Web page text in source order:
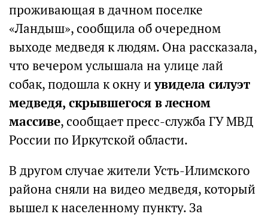
проживающая в дачном поселке
«Ландыш», сообщила об очередном
выходе медведя к людям. Она рассказала,
что вечером услышала на улице лай
собак, подошла к окну иувидела силуэт
медведя, скрывшегося в лесном
массиве, сообщает пресс-служба ГУ МВД
России по Иркутской области.
В другом случае жители Усть-Илимского
района сняли на видео медведя, который
вышел к населенному пункту. За